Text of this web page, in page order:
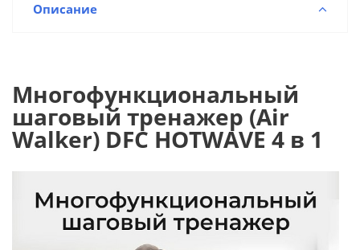
Описание
Многофункциональный
шаговый тренажер (Air
Walker) DFC HOTWAVE 4 в 1